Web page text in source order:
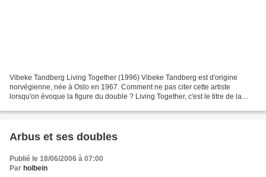
Vibeke Tandberg Living Together (1996) Vibeke Tandberg est d'origine
norvégienne, née à Oslo en 1967. Comment ne pas citer cette artiste
lorsqu'on évoque la figure du double ? Living Together, c'est le titre de la
Arbus et ses doubles
Publié le 18/06/2006 à 07:00
Par holbein